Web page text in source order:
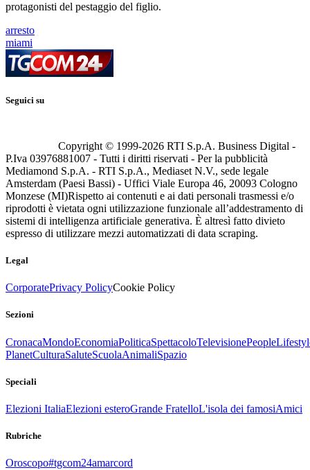
protagonisti del pestaggio del figlio.
arresto
miami
Seguici su
Copyright © 1999-2026 RTI S.p.A. Business Digital -
P.Iva 03976881007 - Tutti i diritti riservati - Per la pubblicità
Mediamond S.p.A. - RTI S.p.A., Mediaset N.V., sede legale
Amsterdam (Paesi Bassi) - Uffici Viale Europa 46, 20093 Cologno
Monzese (MI)Rispetto ai contenuti e ai dati personali trasmessi e/o
riprodotti è vietata ogni utilizzazione funzionale all’addestramento di
sistemi di intelligenza artificiale generativa. È altresì fatto divieto
espresso di utilizzare mezzi automatizzati di data scraping.
Legal
CorporatePrivacy PolicyCookie Policy
Sezioni
CronacaMondoEconomiaPoliticaSpettacoloTelevisionePeople
PlanetCulturaSaluteScuolaAnimaliSpazio
Speciali
Elezioni ItaliaElezioni esteroGrande FratelloL'isola dei famosiAmici
Rubriche
Oroscopo#tgcom24amarcord